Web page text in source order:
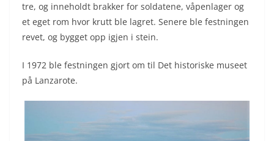
tre, og inneholdt brakker for soldatene, våpenlager og
et eget rom hvor krutt ble lagret. Senere ble festningen
revet, og bygget opp igjen i stein.
I 1972 ble festningen gjort om til Det historiske museet
på Lanzarote.